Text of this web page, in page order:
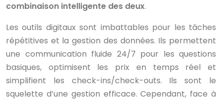
combinaison intelligente des deux.
Les outils digitaux sont imbattables pour les tâches
répétitives et la gestion des données. Ils permettent
une communication fluide 24/7 pour les questions
basiques, optimisent les prix en temps réel et
simplifient les check-ins/check-outs. Ils sont le
squelette d’une gestion efficace. Cependant, face à